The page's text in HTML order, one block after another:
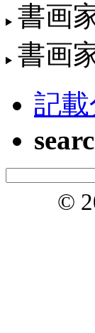
書画
書画
記
©